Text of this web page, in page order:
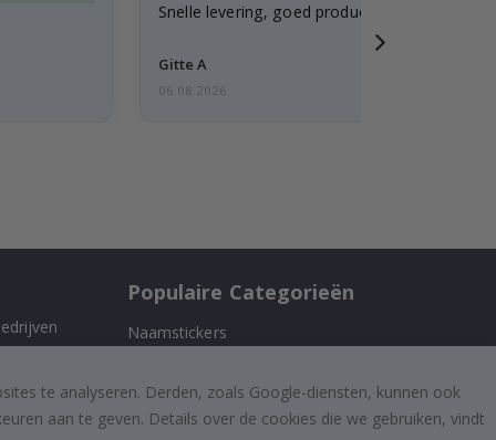
Snelle levering, goed product
Gitte A
06.08.2026
Populaire Categorieën
Naamstickers
Tegelstickers
Posters
te analyseren. Derden, zoals Google-diensten, kunnen ook
aan te geven. Details over de cookies die we gebruiken, vindt